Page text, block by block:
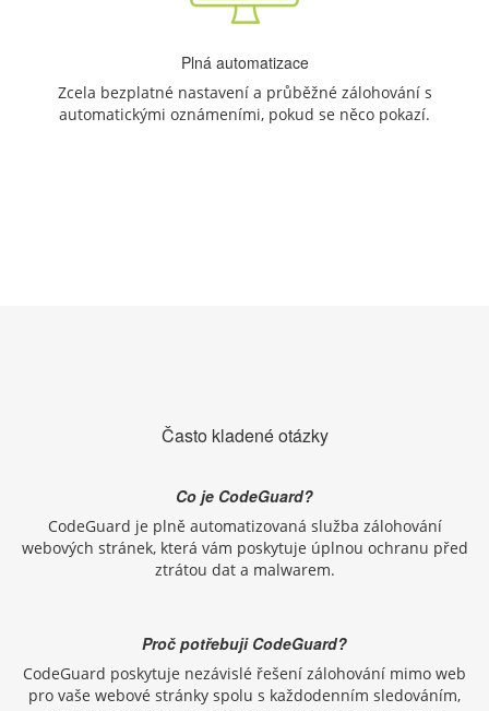
Plná automatizace
Zcela bezplatné nastavení a průběžné zálohování s
automatickými oznámeními, pokud se něco pokazí.
Často kladené otázky
Co je CodeGuard?
CodeGuard je plně automatizovaná služba zálohování
webových stránek, která vám poskytuje úplnou ochranu před
ztrátou dat a malwarem.
Proč potřebuji CodeGuard?
CodeGuard poskytuje nezávislé řešení zálohování mimo web
pro vaše webové stránky spolu s každodenním sledováním,